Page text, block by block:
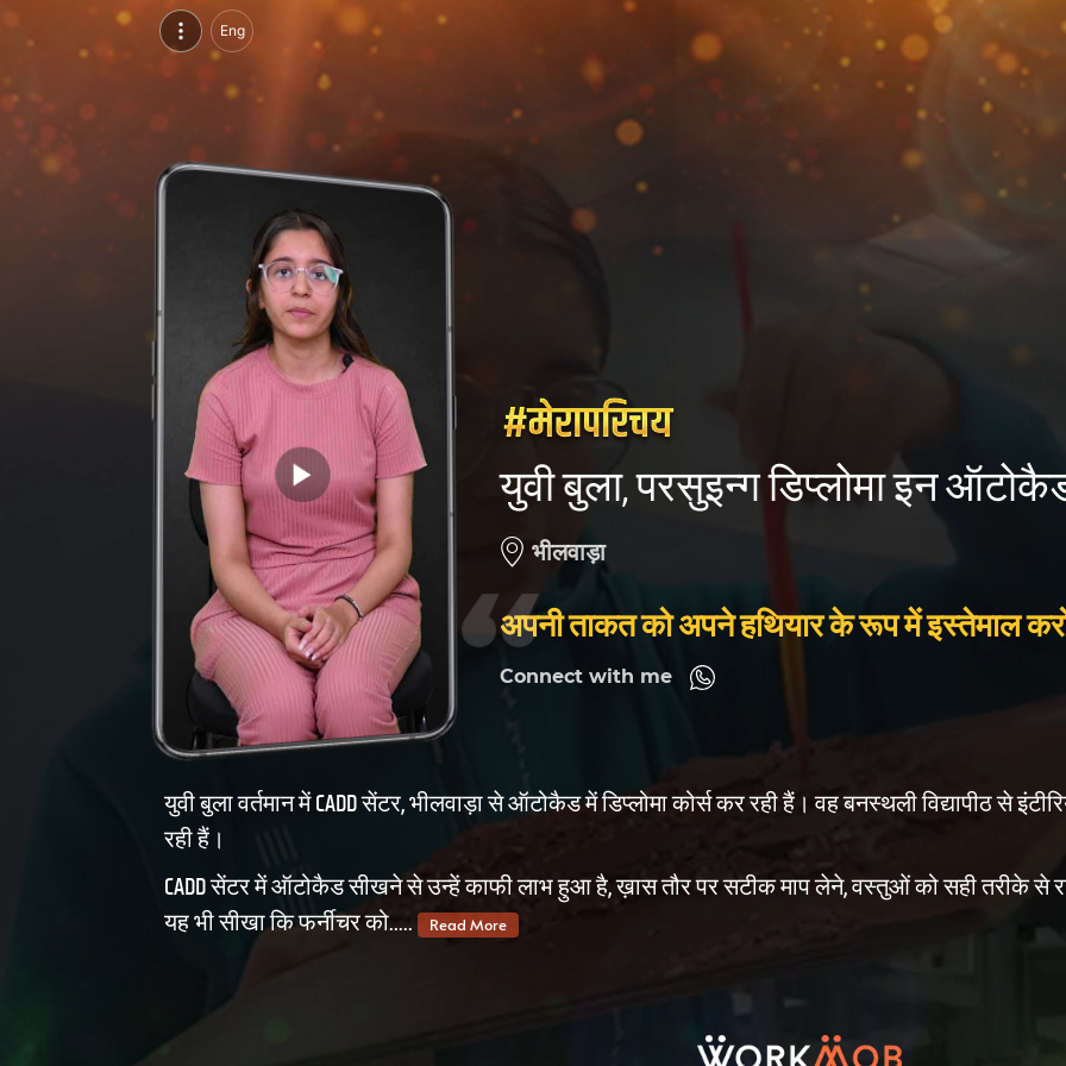
Eng
युवी बुला, परसुइन्ग डिप्लोमा इन ऑटोकैड, केड सेंटर, भीलवाड़ा का वीडियो परिचय और सिंगल ब्रांडिंग पेज देखें।
युवी बुला, परसुइन्ग डिप्लोमा इन
भीलवाड़ा
अपनी ताकत को अपने हथियार के रूप में इस्तेमाल
Connect with me
युवी बुला वर्तमान में CADD सेंटर, भीलवाड़ा से ऑटोकैड में डिप्लोमा कोर्स कर रही हैं। वह बनस्थली विद्यापीठ से
रही हैं।
CADD सेंटर में ऑटोकैड सीखने से उन्हें काफी लाभ हुआ है, ख़ास तौर पर सटीक माप लेने, वस्तुओं को सही तरीके से
यह भी सीखा कि फर्नीचर को.....
Read More